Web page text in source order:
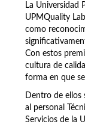
La Universidad
UPMQuality
como
Con estos
cultura de
forma en que
Dentro de ellos
al personal
Servicios de la